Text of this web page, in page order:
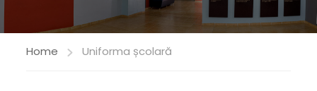
Home Uniforma școlară